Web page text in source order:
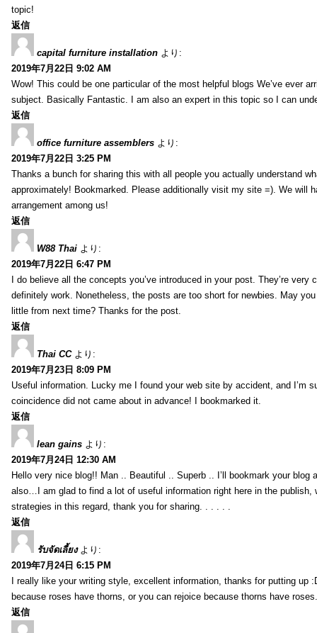
topic!
返信
capital furniture installation より:
2019年7月22日 9:02 AM
Wow! This could be one particular of the most helpful blogs We’ve ever
subject. Basically Fantastic. I am also an expert in this topic so I can
返信
office furniture assemblers より:
2019年7月22日 3:25 PM
Thanks a bunch for sharing this with all people you actually understand
approximately! Bookmarked. Please additionally visit my site =). We will
arrangement among us!
返信
W88 Thai より:
2019年7月22日 6:47 PM
I do believe all the concepts you’ve introduced in your post. They’re very
definitely work. Nonetheless, the posts are too short for newbies. May
little from next time? Thanks for the post.
返信
Thai CC より:
2019年7月23日 8:09 PM
Useful information. Lucky me I found your web site by accident, and I’m
coincidence did not came about in advance! I bookmarked it.
返信
lean gains より:
2019年7月24日 12:30 AM
Hello very nice blog!! Man .. Beautiful .. Superb .. I’ll bookmark your blog
also…I am glad to find a lot of useful information right here in the publish,
strategies in this regard, thank you for sharing. . . . . .
返信
รับจัดเลี้ยง より:
2019年7月24日 6:15 PM
I really like your writing style, excellent information, thanks for putting up
because roses have thorns, or you can rejoice because thorns have
返信